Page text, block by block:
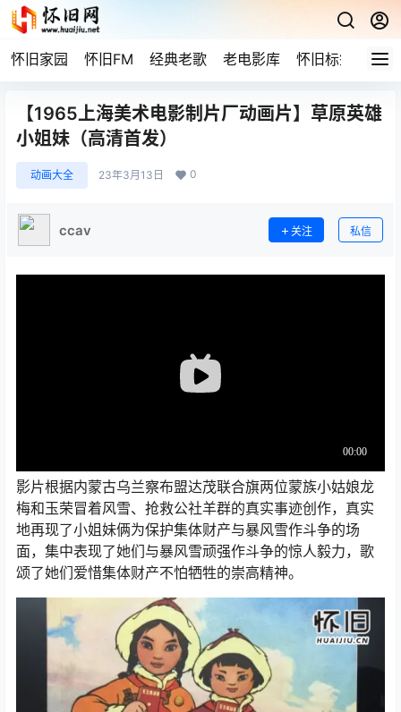
怀旧家园 怀旧FM 经典老歌 老电影库 怀旧标签 网
【1965上海美术电影制片厂动画片】草原英雄
小姐妹（高清首发）
动画大全 23年3月13日 0
ccav 关注 私信
影片根据内蒙古乌兰察布盟达茂联合旗两位蒙族小姑娘龙
梅和玉荣冒着风雪、抢救公社羊群的真实事迹创作，真实
地再现了小姐妹俩为保护集体财产与暴风雪作斗争的场
面，集中表现了她们与暴风雪顽强作斗争的惊人毅力，歌
颂了她们爱惜集体财产不怕牺牲的崇高精神。